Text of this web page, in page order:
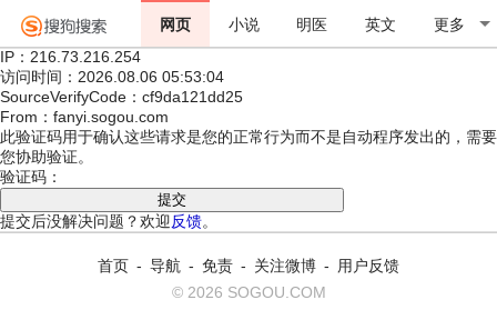
网页 小说 明医 英文
更多
IP：216.73.216.254
访问时间：2026.08.06 05:53:04
SourceVerifyCode：cf9da121dd25
From：fanyi.sogou.com
此验证码用于确认这些请求是您的正常行为而不是自动程序发出的，需要
您协助验证。
验证码：
提交后没解决问题？欢迎反馈。
首页 - 导航 - 免责 - 关注微博 -
用户反馈
© 2026 SOGOU.COM